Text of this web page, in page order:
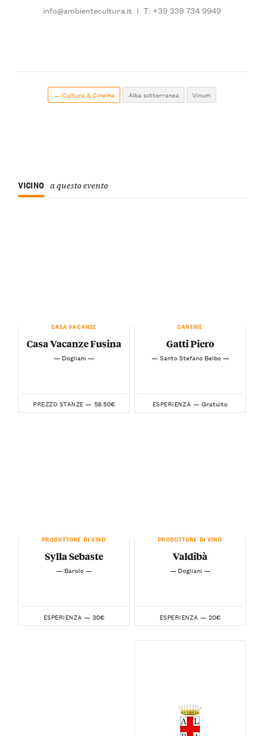
info@ambientecultura.it | T: +39 339 734 9949
← Cultura & Cinema Alba sotterranea Vinum
VICINO a questo evento
CASA VACANZE
Casa Vacanze Fusina
— Dogliani —
PREZZO STANZE — 58.50€
CANTINE
Gatti Piero
— Santo Stefano Belbo —
ESPERIENZA — Gratuito
PRODUTTORE DI VINO
Sylla Sebaste
— Barolo —
ESPERIENZA — 30€
PRODUTTORE DI VINO
Valdibà
— Dogliani —
ESPERIENZA — 20€